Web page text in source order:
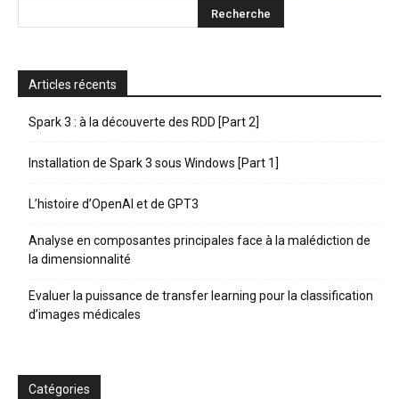
Articles récents
Spark 3 : à la découverte des RDD [Part 2]
Installation de Spark 3 sous Windows [Part 1]
L’histoire d’OpenAI et de GPT3
Analyse en composantes principales face à la malédiction de
la dimensionnalité
Evaluer la puissance de transfer learning pour la classification
d’images médicales
Catégories